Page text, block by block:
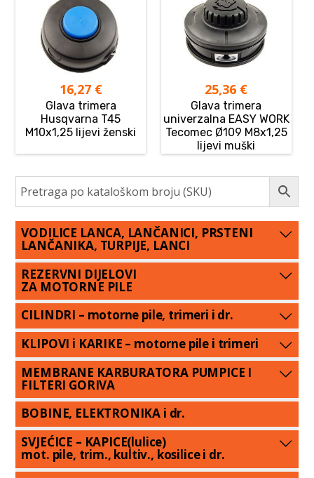
16,27 €
Glava trimera
Husqvarna T45
M10x1,25 lijevi ženski
25,36 €
Glava trimera
univerzalna EASY WORK
Tecomec Ø109 M8x1,25
lijevi muški
VODILICE LANCA, LANČANICI, PRSTENI
LANČANIKA, TURPIJE, LANCI
REZERVNI DIJELOVI
ZA MOTORNE PILE
CILINDRI – motorne pile, trimeri i dr.
KLIPOVI i KARIKE – motorne pile i trimeri
MEMBRANE KARBURATORA PUMPICE I
FILTERI GORIVA
BOBINE, ELEKTRONIKA i dr.
SVJEĆICE – KAPICE(lulice)
mot. pile, trim., kultiv., kosilice i dr.